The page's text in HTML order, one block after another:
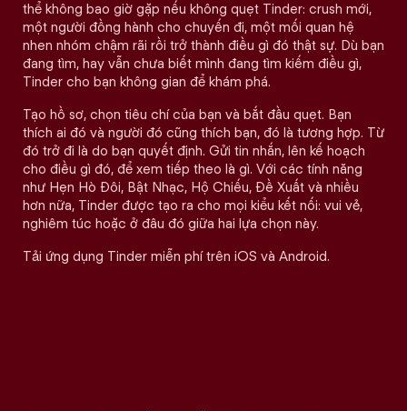
thể không bao giờ gặp nếu không quẹt Tinder: crush mới,
một người đồng hành cho chuyến đi, một mối quan hệ
nhen nhóm chậm rãi rồi trở thành điều gì đó thật sự. Dù bạn
đang tìm, hay vẫn chưa biết mình đang tìm kiếm điều gì,
Tinder cho bạn không gian để khám phá.
Tạo hồ sơ, chọn tiêu chí của bạn và bắt đầu quẹt. Bạn
thích ai đó và người đó cũng thích bạn, đó là tương hợp. Từ
đó trở đi là do bạn quyết định. Gửi tin nhắn, lên kế hoạch
cho điều gì đó, để xem tiếp theo là gì. Với các tính năng
như Hẹn Hò Đôi, Bật Nhạc, Hộ Chiếu, Đề Xuất và nhiều
hơn nữa, Tinder được tạo ra cho mọi kiểu kết nối: vui vẻ,
nghiêm túc hoặc ở đâu đó giữa hai lựa chọn này.
Tải ứng dụng Tinder miễn phí trên iOS và Android.